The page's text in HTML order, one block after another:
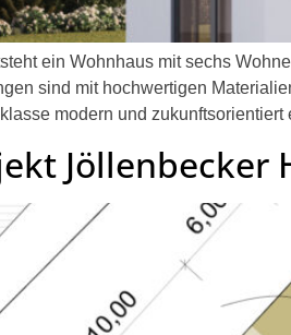
ein Wohnhaus mit sechs
sind mit hochwertigen
modern und
Jöllenbecker